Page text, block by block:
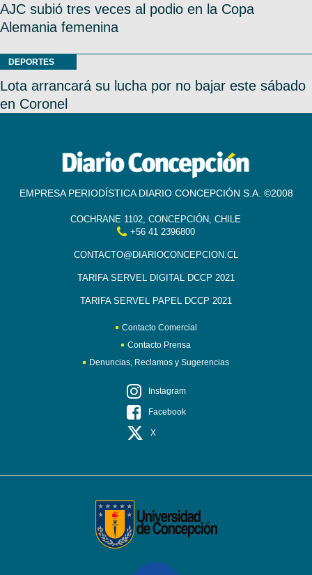
AJC subió tres veces al podio en la Copa
Alemania femenina
DEPORTES
Lota arrancará su lucha por no bajar este sábado
en Coronel
EMPRESA PERIODÍSTICA DIARIO CONCEPCIÓN S.A. ©2008
COCHRANE 1102, CONCEPCIÓN, CHILE
+56 41 2396800
CONTACTO@DIARIOCONCEPCION.CL
TARIFA SERVEL DIGITAL DCCP 2021
TARIFA SERVEL PAPEL DCCP 2021
Contacto Comercial
Contacto Prensa
Denuncias, Reclamos y Sugerencias
Instagram
Facebook
X